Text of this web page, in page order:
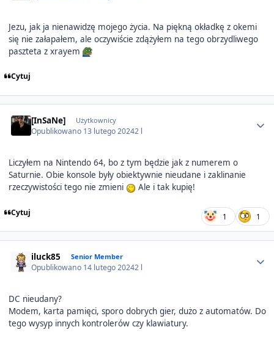
Jezu, jak ja nienawidzę mojego życia. Na piękną okładkę z okemi
się nie załapałem, ale oczywiście zdążyłem na tego obrzydliwego
paszteta z xrayem
Cytuj
[InSaNe] Użytkownicy
Opublikowano 13 lutego 20242 l
Liczyłem na Nintendo 64, bo z tym będzie jak z numerem o
Saturnie. Obie konsole były obiektywnie nieudane i zaklinanie
rzeczywistości tego nie zmieni
Ale i tak kupię!
Cytuj 1 1
iluck85 Senior Member
Opublikowano 14 lutego 20242 l
DC nieudany?
Modem, karta pamięci, sporo dobrych gier, dużo z automatów. Do
tego wysyp innych kontrolerów czy klawiatury.